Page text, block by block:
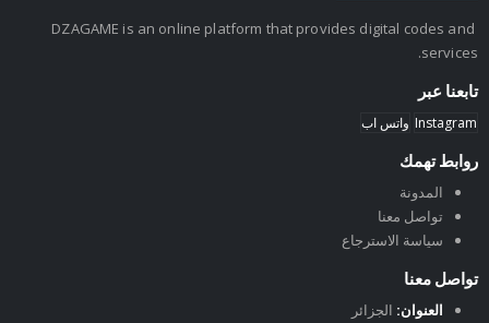
DZAGAME is an online platform that provides digital codes and
services.
تابعنا عبر
Instagram واتس اب
روابط تهمك
المدونة
تواصل معنا
سياسة الاسترجاع
تواصل معنا
العنوان: الجزائر